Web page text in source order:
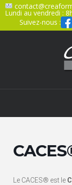
Lundi au vendredi :
Suivez-nous :
Le CACES® est le